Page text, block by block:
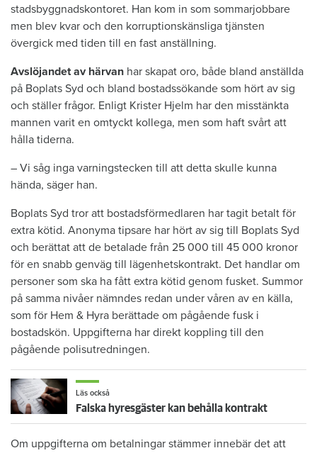
stadsbyggnadskontoret. Han kom in som sommarjobbare
men blev kvar och den korruptionskänsliga tjänsten
övergick med tiden till en fast anställning.
Avslöjandet av härvan har skapat oro, både bland anställda
på Boplats Syd och bland bostadssökande som hört av sig
och ställer frågor. Enligt Krister Hjelm har den misstänkta
mannen varit en omtyckt kollega, men som haft svårt att
hålla tiderna.
– Vi såg inga varningstecken till att detta skulle kunna
hända, säger han.
Boplats Syd tror att bostadsförmedlaren har tagit betalt för
extra kötid. Anonyma tipsare har hört av sig till Boplats Syd
och berättat att de betalade från 25 000 till 45 000 kronor
för en snabb genväg till lägenhetskontrakt. Det handlar om
personer som ska ha fått extra kötid genom fusket. Summor
på samma nivåer nämndes redan under våren av en källa,
som för Hem & Hyra berättade om pågående fusk i
bostadskön. Uppgifterna har direkt koppling till den
pågående polisutredningen.
Läs också
Falska hyresgäster kan behålla kontrakt
Om uppgifterna om betalningar stämmer innebär det att